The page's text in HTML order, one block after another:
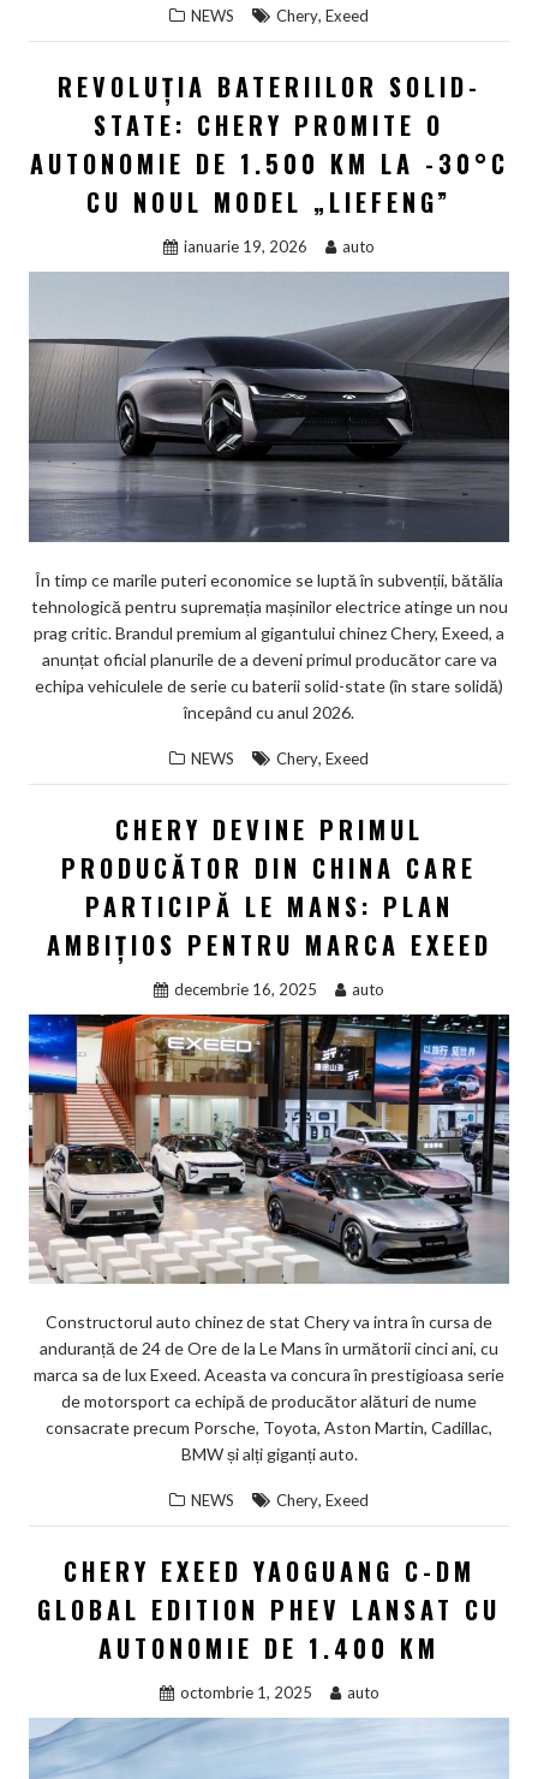
NEWS Chery, Exeed
REVOLUȚIA BATERIILOR SOLID-
STATE: CHERY PROMITE O
AUTONOMIE DE 1.500 KM LA -30°C
CU NOUL MODEL „LIEFENG”
ianuarie 19, 2026 auto
În timp ce marile puteri economice se luptă în subvenții, bătălia
tehnologică pentru supremația mașinilor electrice atinge un nou
prag critic. Brandul premium al gigantului chinez Chery, Exeed, a
anunțat oficial planurile de a deveni primul producător care va
echipa vehiculele de serie cu baterii solid-state (în stare solidă)
începând cu anul 2026.
NEWS Chery, Exeed
CHERY DEVINE PRIMUL
PRODUCĂTOR DIN CHINA CARE
PARTICIPĂ LE MANS: PLAN
AMBIȚIOS PENTRU MARCA EXEED
decembrie 16, 2025 auto
Constructorul auto chinez de stat Chery va intra în cursa de
anduranță de 24 de Ore de la Le Mans în următorii cinci ani, cu
marca sa de lux Exeed. Aceasta va concura în prestigioasa serie
de motorsport ca echipă de producător alături de nume
consacrate precum Porsche, Toyota, Aston Martin, Cadillac,
BMW și alți giganți auto.
NEWS Chery, Exeed
CHERY EXEED YAOGUANG C-DM
GLOBAL EDITION PHEV LANSAT CU
AUTONOMIE DE 1.400 KM
octombrie 1, 2025 auto